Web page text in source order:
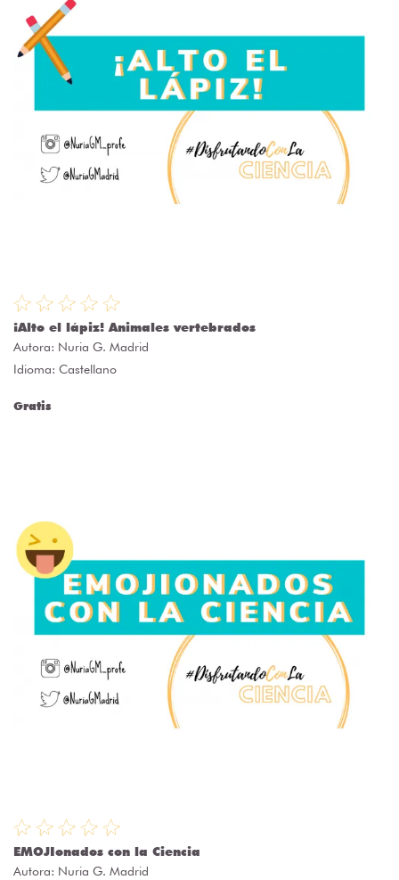
¡Alto el lápiz! Animales vertebrados
Autora: Nuria G. Madrid
Idioma: Castellano
Gratis
EMOJIonados con la Ciencia
Autora: Nuria G. Madrid